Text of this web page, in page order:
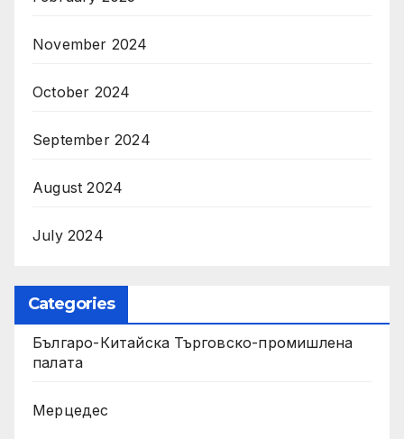
November 2024
October 2024
September 2024
August 2024
July 2024
Categories
Българо-Китайска Търговско-промишлена
палaта
Мерцедес